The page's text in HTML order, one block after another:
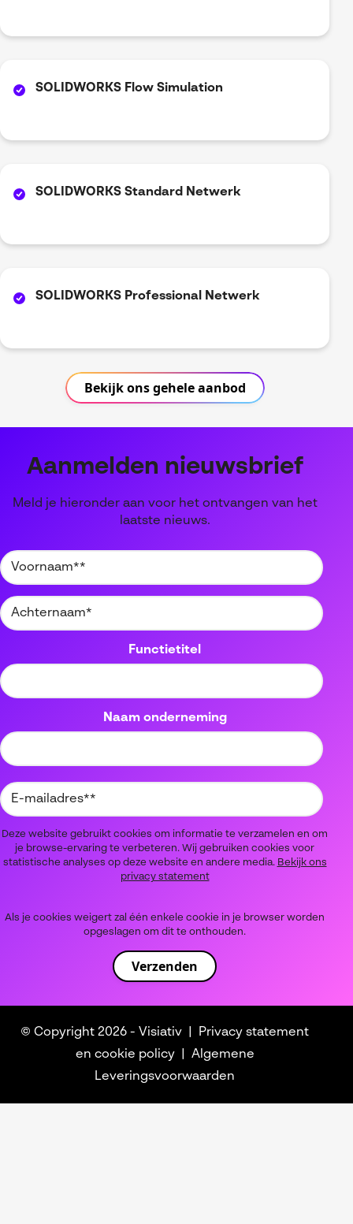
SOLIDWORKS Flow Simulation
SOLIDWORKS Standard Netwerk
SOLIDWORKS Professional Netwerk
Bekijk ons gehele aanbod
Aanmelden nieuwsbrief
Meld je hieronder aan voor het ontvangen van het
laatste nieuws.
Functietitel
Naam onderneming
Deze website gebruikt cookies om informatie te verzamelen en om
je browse-ervaring te verbeteren. Wij gebruiken cookies voor
statistische analyses op deze website en andere media. Bekijk ons
privacy statement
Als je cookies weigert zal één enkele cookie in je browser worden
opgeslagen om dit te onthouden.
© Copyright 2026 - Visiativ
Privacy statement
en cookie policy
Algemene
Leveringsvoorwaarden